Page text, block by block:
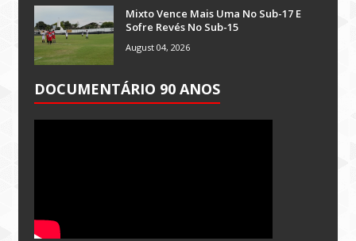
Mixto Vence Mais Uma No Sub-17 E
Sofre Revés No Sub-15
August 04, 2026
DOCUMENTÁRIO 90 ANOS